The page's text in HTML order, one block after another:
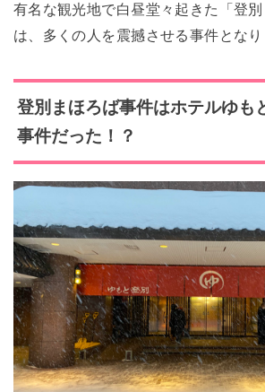
有名な観光地で白昼堂々起きた「登別
は、多くの人を震撼させる事件となり
登別まほろば事件はホテルゆも
事件だった！？